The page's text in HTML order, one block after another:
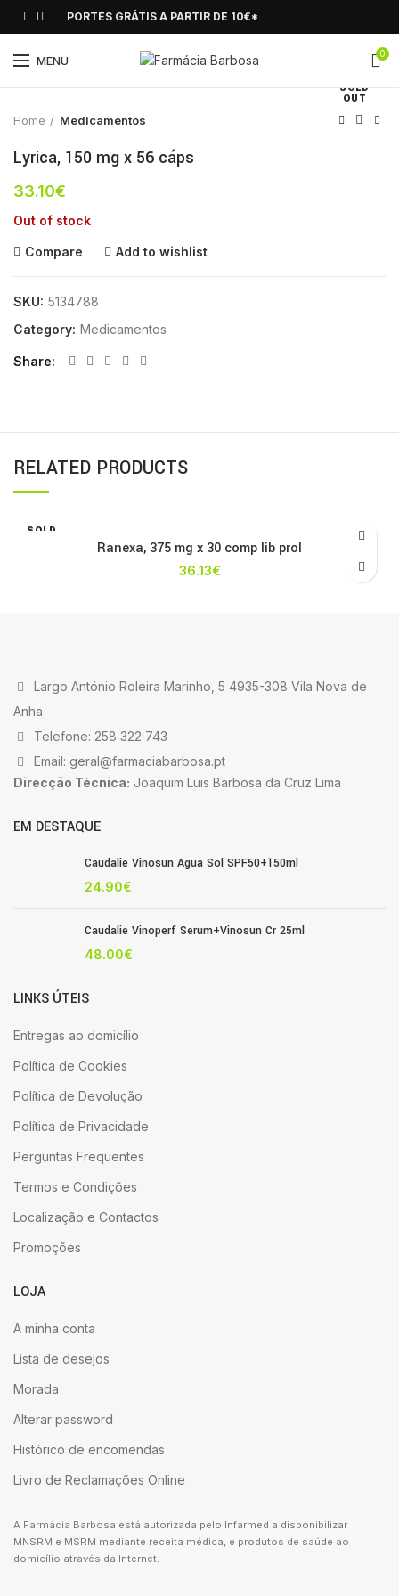
PORTES GRÁTIS A PARTIR DE 10€*
MENU 0
SOLD
OUT
Click to enlarge
Home Medicamentos
Lyrica, 150 mg x 56 cáps
33.10€
Out of stock
Compare Add to wishlist
SKU: 5134788
Category: Medicamentos
Share
RELATED PRODUCTS
SOLD
Ranexa, 375 mg x 30 comp lib prol
36.13€
Largo António Roleira Marinho, 5 4935-308 Vila Nova de
Anha
Telefone: 258 322 743
Email: geral@farmaciabarbosa.pt
Direcção Técnica: Joaquim Luis Barbosa da Cruz Lima
EM DESTAQUE
Caudalie Vinosun Agua Sol SPF50+150ml
24.90€
Caudalie Vinoperf Serum+Vinosun Cr 25ml
48.00€
LINKS ÚTEIS
Entregas ao domicílio
Política de Cookies
Política de Devolução
Política de Privacidade
Perguntas Frequentes
Termos e Condições
Localização e Contactos
Promoções
LOJA
A minha conta
Lista de desejos
Morada
Alterar password
Histórico de encomendas
Livro de Reclamações Online
A Farmácia Barbosa está autorizada pelo Infarmed a disponibilizar
MNSRM e MSRM mediante receita médica, e produtos de saúde ao
domicílio através da Internet.